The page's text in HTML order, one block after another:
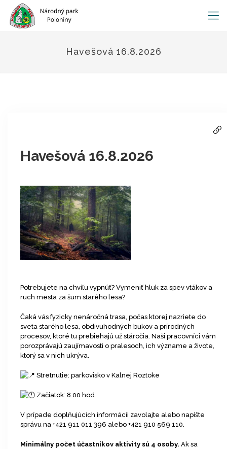
Havešová 16.8.2026
Havešová 16.8.2026
Potrebujete na chvíľu vypnúť? Vymeniť hluk za spev vtákov a
ruch mesta za šum starého lesa?
Čaká vás fyzicky nenáročná trasa, počas ktorej nazriete do
sveta starého lesa, obdivuhodných bukov a prírodných
procesov, ktoré tu prebiehajú už stáročia. Naši pracovníci vám
porozprávajú zaujímavosti o pralesoch, ich význame a živote,
ktorý sa v nich ukrýva.
Stretnutie: parkovisko v Kalnej Roztoke
Začiatok: 8.00 hod.
V prípade doplňujúcich informácii zavolajte alebo napíšte
správu na +421 911 011 396 alebo +421 910 569 110.
Minimálny počet účastníkov aktivity sú 4 osoby. Ak sa